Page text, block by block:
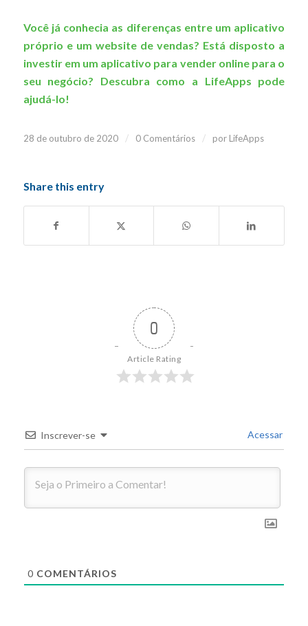
Você já conhecia as diferenças entre um aplicativo
próprio e um website de vendas? Está disposto a
investir em um aplicativo para vender online para o
seu negócio? Descubra como a LifeApps pode
ajudá-lo!
28 de outubro de 2020 / 0 Comentários / por LifeApps
Share this entry
0
Article Rating
Inscrever-se Acessar
0 COMENTÁRIOS